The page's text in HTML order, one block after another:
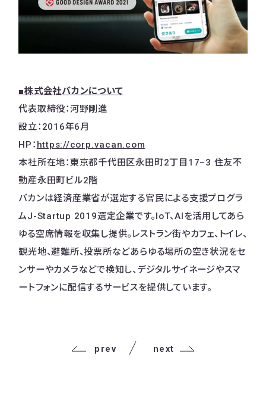
■株式会社バカンについて
代表取締役：河野剛進
設立：2016年6月
HP： https://corp.vacan.com
本社所在地：東京都千代田区永田町2丁目17−3 住友不
動産永田町ビル2階
バカンは経済産業省が選定する官民による支援プログラ
ムJ-Startup 2019選定企業です。IoT、AIを活用してあら
ゆる空席情報を収集し提供。レストラン街やカフェ、トイレ、
観光地、避難所、投票所などあらゆる場所の空き状況をセ
ンサーやカメラなどで検知し、デジタルサイネージやスマ
ートフォンに配信するサービスを提供しています。
prev next